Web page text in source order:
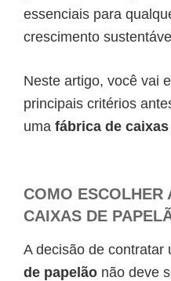
essenciais para
crescimento
Neste artigo, você vai
principais critérios
uma fábrica de
COMO ESCOLHER
CAIXAS DE
A decisão de contratar
de papelão não deve